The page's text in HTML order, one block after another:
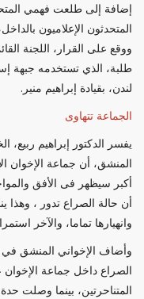
إضافة إلى طلعت فهمي
المتحدثون الإعلاميون
ووقع على القرار، اللجنة
طلبة، الذي تستخدمه جبهة
لندن، بقيادة إبراهيم منير.
الجماعة تتهاوى
يفسر الدكتور إبراهيم ربيع،
المنشق، أن جماعة الإخوان
أكبر سيظهر فى الأفق
أن حالة الصراع تدور ، وهذا
وانهيارها تماما، والآخر
وأضاف الإخواني المنشق في
الصراع داخل جماعة الإخوان
المتناحرتين، بينما وصلت